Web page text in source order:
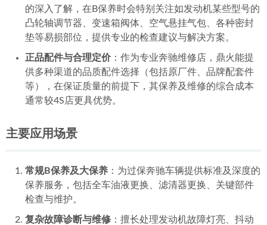
的深入了解，在B保养时会特别关注如发动机某些型号的
凸轮轴调节器、变速箱阀体、空气悬挂气包、各种密封
垫等易损部位，提供专业的检查建议与解决方案。
正品配件与合理定价：作为专业奔驰维修店，鼎火能提
供多种渠道的品质配件选择（包括原厂件、品牌配套件
等），在保证质量的前提下，其保养及维修的综合成本
通常较4S店更具优势。
主要应用场景
常规B保养及大保养 ：为过保奔驰车辆提供标准及深度的
保养服务，包括全车油液更换、滤清器更换、关键部件
检查与维护。
复杂故障诊断与维修 ：擅长处理发动机故障灯亮、抖动